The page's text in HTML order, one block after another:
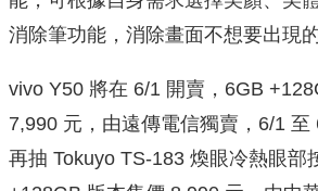
消除筆功能，消除畫面不想要出現的
vivo Y50 將在 6/1 開賣，6GB
7,990 元，由遠傳電信獨賣，6/1
再抽 Tokuyo TS-183 煥眼冷熱眼部